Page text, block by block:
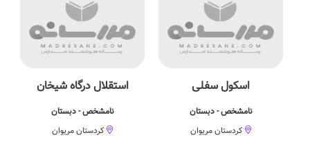
اسکول سفلی
نامشخص - دبستان
کردستان مریوان
استقلال درگاه شیخان
نامشخص - دبستان
کردستان مریوان